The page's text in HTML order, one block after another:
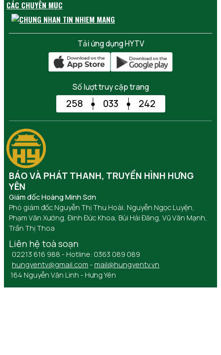
CÁC CHUYÊN MỤC
Tải ứng dụng HYTV
Số lượt truy cập trang
258 033 242
BÁO VÀ PHÁT THANH, TRUYỀN HÌNH HƯNG
YÊN
Giám đốc Hoàng Minh Sơn
Phó giám đốc Nguyễn Thị Thu Hoài, Nguyễn Ngọc Luyện,
Phạm Văn Xướng, Đinh Đức Khoa, Bùi Hải Đăng, Vũ Văn Mạnh,
Trần Thị Thoa
Liên hệ toà soạn
02213 616 988 - Hotline: 0363 089 089
hungyentv@gmail.com - mail@hungyentv.vn
164 Nguyễn Văn Linh - Hưng Yên